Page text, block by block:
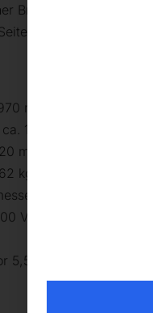
Bremse
und
mm
1740 mm
mm
kg
Sägeblattschutz 60
V
5,5 kW